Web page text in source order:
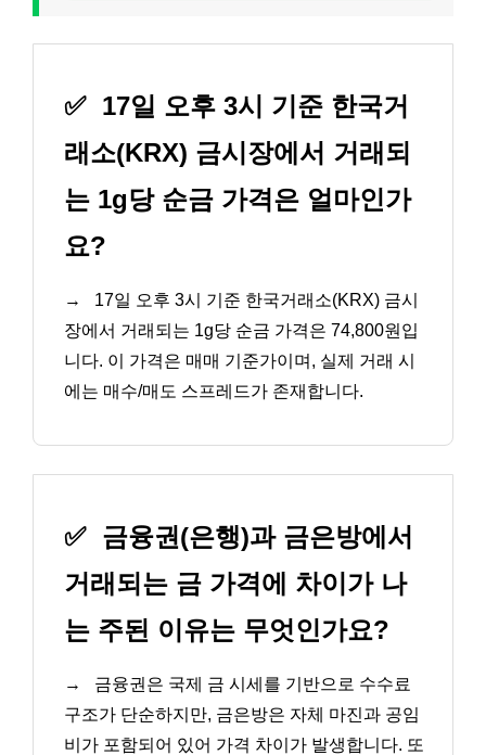
✅ 17일 오후 3시 기준 한국거
래소(KRX) 금시장에서 거래되
는 1g당 순금 가격은 얼마인가
요?
→
17일 오후 3시 기준 한국거래소(KRX) 금시
장에서 거래되는 1g당 순금 가격은 74,800원입
니다. 이 가격은 매매 기준가이며, 실제 거래 시
에는 매수/매도 스프레드가 존재합니다.
✅ 금융권(은행)과 금은방에서
거래되는 금 가격에 차이가 나
는 주된 이유는 무엇인가요?
→
금융권은 국제 금 시세를 기반으로 수수료
구조가 단순하지만, 금은방은 자체 마진과 공임
비가 포함되어 있어 가격 차이가 발생합니다. 또